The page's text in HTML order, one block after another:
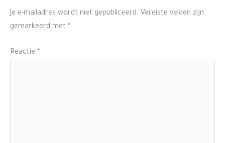
Je e-mailadres wordt niet gepubliceerd. Vereiste velden zijn
gemarkeerd met *
Reactie *